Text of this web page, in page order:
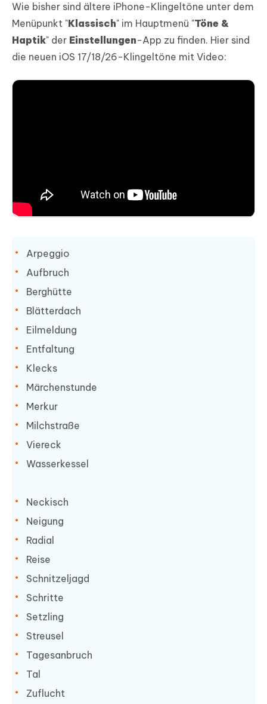
Wie bisher sind ältere iPhone-Klingeltöne unter dem
Menüpunkt "Klassisch" im Hauptmenü "Töne &
Haptik" der Einstellungen-App zu finden. Hier sind
die neuen iOS 17/18/26-Klingeltöne mit Video:
Arpeggio
Aufbruch
Berghütte
Blätterdach
Eilmeldung
Entfaltung
Klecks
Märchenstunde
Merkur
Milchstraße
Viereck
Wasserkessel
Neckisch
Neigung
Radial
Reise
Schnitzeljagd
Schritte
Setzling
Streusel
Tagesanbruch
Tal
Zuflucht